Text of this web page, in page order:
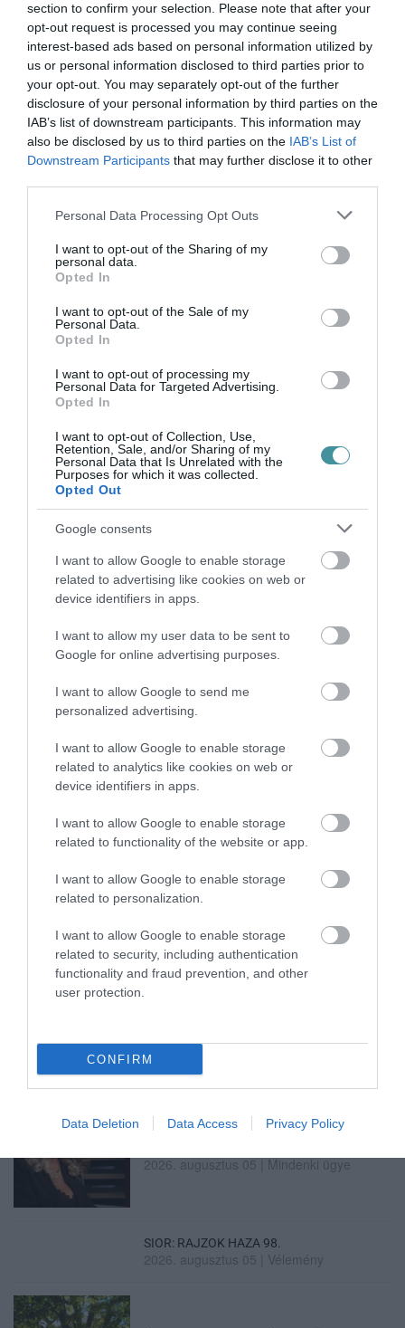
section to confirm your selection. Please note that after your
opt-out request is processed you may continue seeing
interest-based ads based on personal information utilized by
us or personal information disclosed to third parties prior to
your opt-out. You may separately opt-out of the further
disclosure of your personal information by third parties on the
IAB’s list of downstream participants. This information may
also be disclosed by us to third parties on the IAB’s List of
Downstream Participants that may further disclose it to other
Please note that this website/app uses one or more Google
not limited to your visit or usage behaviour. You may click to
grant or deny consent to Google and its third-party tags to
use your data for below specified purposes in below Google
consent section.
Personal Data Processing Opt Outs
I want to opt-out of the Sharing of my
personal data.
Opted In
I want to opt-out of the Sale of my
Personal Data.
Opted In
I want to opt-out of processing my
Personal Data for Targeted Advertising.
Opted In
I want to opt-out of Collection, Use,
Retention, Sale, and/or Sharing of my
Personal Data that Is Unrelated with the
Purposes for which it was collected.
Opted Out
Google consents
I want to allow Google to enable storage
related to advertising like cookies on web or
device identifiers in apps.
I want to allow my user data to be sent to
Google for online advertising purposes.
I want to allow Google to send me
personalized advertising.
I want to allow Google to enable storage
related to analytics like cookies on web or
device identifiers in apps.
I want to allow Google to enable storage
related to functionality of the website or app.
I want to allow Google to enable storage
related to personalization.
I want to allow Google to enable storage
related to security, including authentication
functionality and fraud prevention, and other
user protection.
CONFIRM
Data Deletion Data Access Privacy Policy
bennünket az EGRI ÜGYEK Google Hírek oldalán!
VISSZA A FŐOLDALRA
2026. augusztus 06 Eger ügye
ASSZONYT A HATVANI KÓR...
2026. augusztus 06|Riasztó
GÁRDONYI MESEKERT VÁRJA A
CSALÁDOKAT – HÁROM NAPON ÁT ING...
MAGYAR PÉTER: KIÍRJÁK AZ ELSŐ
2026. augusztus 06|Mindenki ügye
ELOLTOTTÁK A TÜZET
KÜZDELE...
2026. augusztus 06|Környék ügye
KATONAI HELIKOPTEREK SEGÍTIK AZ
2026. augusztus 05|Riasztó
„A NER-FELESÉGEK GYEREKKEL
2026. augusztus 05 Mindenki ügye
SIOR: RAJZOK HAZA 98.
2026. augusztus 05 Vélemény